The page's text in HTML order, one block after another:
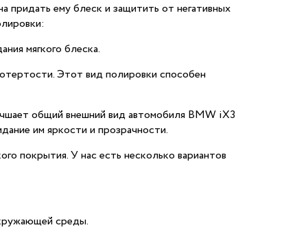
придать ему блеск и защитить от негативных
мягкого блеска.
Этот вид полировки способен
общий внешний вид автомобиля BMW iX3
им яркости и прозрачности.
покрытия. У нас есть несколько вариантов
среды.